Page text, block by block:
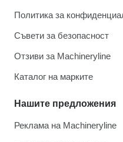
Политика за
Съвети за безопасност
Отзиви за Machineryline
Каталог на марките
Нашите предложения
Реклама на Machineryline